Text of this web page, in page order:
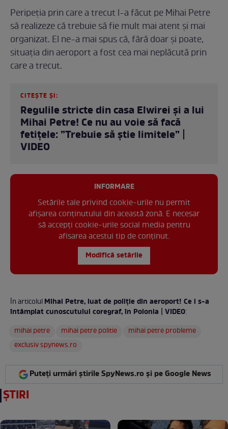
Peripeția prin care a trecut l-a făcut pe Mihai Petre
să realizeze că trebuie să fie mult mai atent și mai
organizat. El ne-a mai spus că, fără doar și poate,
situația din aeroport a fost cea mai neplăcută prin
care a trecut.
CITEȘTE ȘI:
Regulile stricte din casa Elwirei și a lui
Mihai Petre! Ce nu au voie să facă
fetițele: ”Trebuie să știe limitele” |
VIDEO
INFORMARE
Setările tale privind cookie-urile nu permit
afișarea conținutului din această zonă. E necesar
să accepți cookie-urile social media pentru
afisarea acestui tip de conținut.
Modifică setările
În articolulMihai Petre, luat de poliție din aeroport! Ce i s-a
întâmplat cunoscutului coregraf, în Polonia | VIDEO:
mihai petre
mihai petre politie
mihai petre probleme
exclusiv spynews.ro
Puteți urmări știrile SpyNews.ro și pe Google News
ȘTIRI